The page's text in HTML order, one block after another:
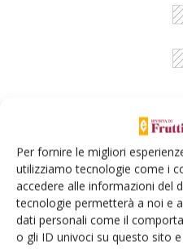
Per fornire le migliori
utilizziamo tecnologie come i
accedere alle informazioni del
tecnologie permetterà a noi e
dati personali come il
o gli ID univoci su questo sito
Dalla stessa categoria
MELO 6 Agosto 2026
Mele, la produzione
scenderà sotto i 10